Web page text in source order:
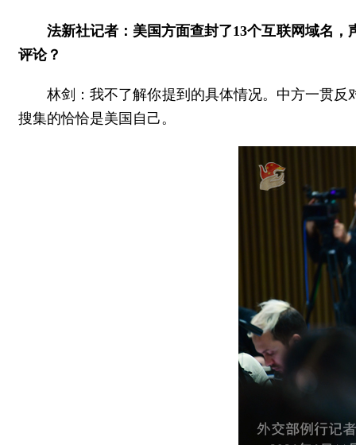
法新社记者：美国方面查封了13个互联网域名
评论？
林剑：我不了解你提到的具体情况。中方一贯
搜集的恰恰是美国自己。